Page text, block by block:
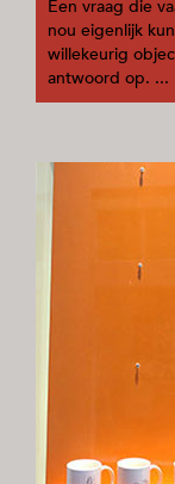
Een vraag die
nou eigenlijk
willekeurig
antwoord op. ...